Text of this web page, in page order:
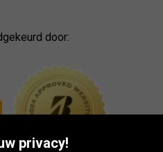
door:
privacy!